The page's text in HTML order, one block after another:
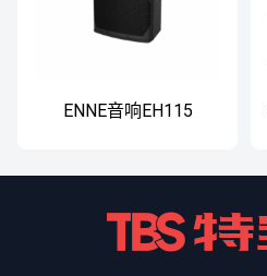
ENNE音响EH115